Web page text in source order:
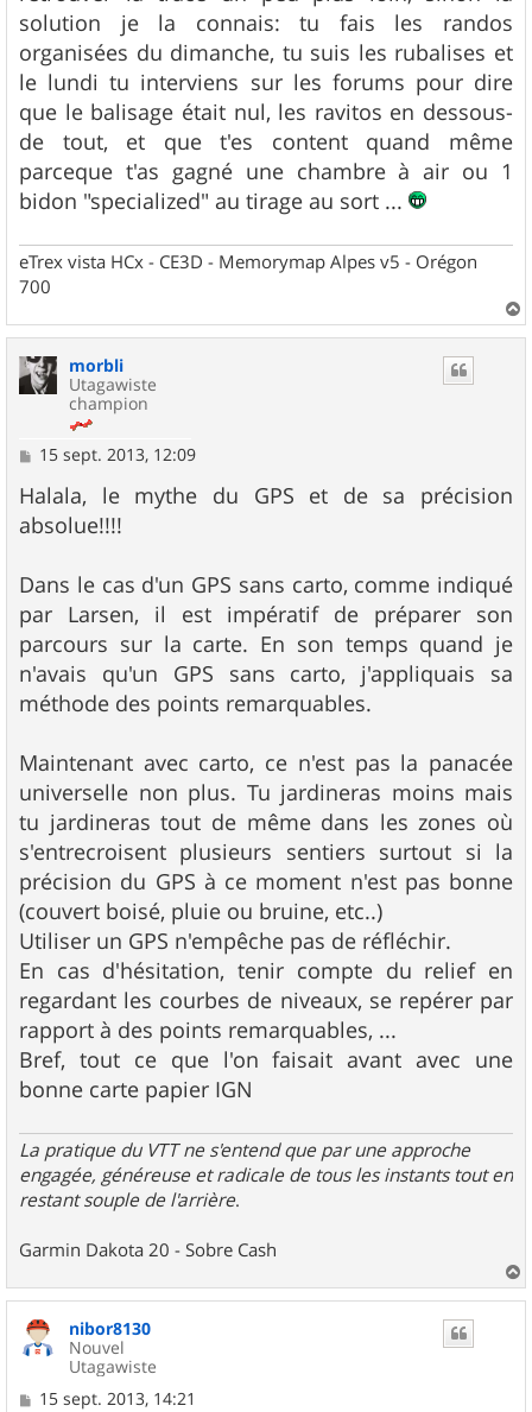
solution je la connais: tu fais les randos
organisées du dimanche, tu suis les rubalises et
le lundi tu interviens sur les forums pour dire
que le balisage était nul, les ravitos en dessous-
de tout, et que t'es content quand même
parceque t'as gagné une chambre à air ou 1
bidon "specialized" au tirage au sort ...
eTrex vista HCx - CE3D - Memorymap Alpes v5 - Orégon
700
a
morbli
Utagawiste
champion
M
s
s
a
15 sept. 2013, 12:09
Halala, le mythe du GPS et de sa précision
absolue!!!!
Dans le cas d'un GPS sans carto, comme indiqué
par Larsen, il est impératif de préparer son
parcours sur la carte. En son temps quand je
n'avais qu'un GPS sans carto, j'appliquais sa
méthode des points remarquables.
Maintenant avec carto, ce n'est pas la panacée
universelle non plus. Tu jardineras moins mais
tu jardineras tout de même dans les zones où
s'entrecroisent plusieurs sentiers surtout si la
précision du GPS à ce moment n'est pas bonne
(couvert boisé, pluie ou bruine, etc..)
Utiliser un GPS n'empêche pas de réfléchir.
En cas d'hésitation, tenir compte du relief en
regardant les courbes de niveaux, se repérer par
rapport à des points remarquables, ...
Bref, tout ce que l'on faisait avant avec une
bonne carte papier IGN
La pratique du VTT ne s'entend que par une approche
engagée, généreuse et radicale de tous les instants tout en
restant souple de l'arrière.
Garmin Dakota 20 - Sobre Cash
a
nibor8130
Nouvel
Utagawiste
M15 sept. 2013, 14:21